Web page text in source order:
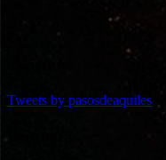
Tweets by pasosdeaquiles